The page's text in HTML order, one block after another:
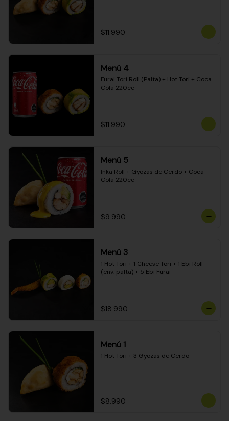
$11.990
Menú 4
Furai Tori Roll (Palta) + Hot Tori + Coca
Cola 220cc
$11.990
Menú 5
Inka Roll + Gyozas de Cerdo + Coca
Cola 220cc
$9.990
Menú 3
1 Hot Tori + 1 Cheese Tori + 1 Ebi Roll
(env. palta) + 5 Ebi Furai
$18.990
Menú 1
1 Hot Tori + 3 Gyozas de Cerdo
$8.990